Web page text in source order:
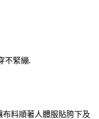
不緊繃.
料順著人體服貼胯下及